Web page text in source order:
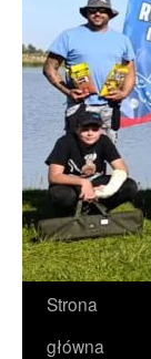
Przeskocz
do
Strona
główna